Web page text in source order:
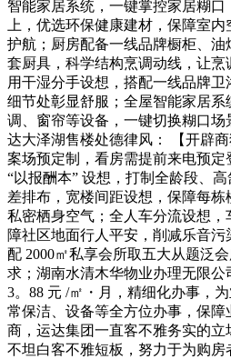
智能家居系统，一键掌控家居糊
上，优选环保健康建材，保障室
护航；厨房配备一线品牌橱柜、
套厨具，科学结构烹调动线，让
用干湿分手设想，搭配一线品牌卫
细节处彰显舒服；全屋智能家居
调、窗帘等设备，一键切换糊口
达大泽湖售楼处德律风： 【开辟
案场预定制，看房需提前来电预定
“以报酬本” 设想，打制全龄段、
差排布，宽楼间距设想，保障每栋
私密栖身空气；全人车分流设想
障社区地面行人平安，削减乐音
配 2000㎡私享会所取五大从题泛
求；湖南水清木华物业办理无限
3。88 元 /㎡・月，精细化办事，
常保洁、设备等全方位办事，保
商，运达集团一直客不雅务实的
不坦白客不雅短板，努力于为购房